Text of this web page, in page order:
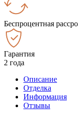
Беспроцентная
Гарантия
2 года
Описание
Отделка
Информация
Отзывы